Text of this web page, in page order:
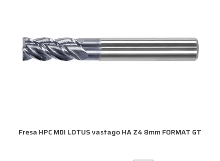
Fresa HPC MDI LOTUS vastago HA Z4 8mm FORMAT GT